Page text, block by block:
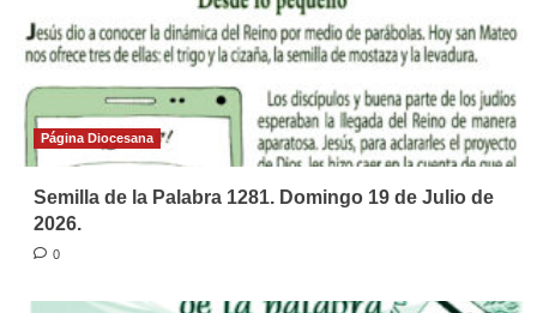
Página Diocesana
Semilla de la Palabra 1281. Domingo 19 de Julio de
2026.
0